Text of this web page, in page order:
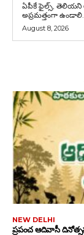
ఏపీకే ఫైల్స్‌, తెలియని
అప్రమత్తంగా
August 8, 2026
NEW DELHI
ప్రపంచ ఆదివాసీ